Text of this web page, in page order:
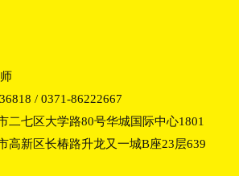
/ 0371-86222667
二七区大学路80号华城国际中心1801
高新区长椿路升龙又一城B座23层639